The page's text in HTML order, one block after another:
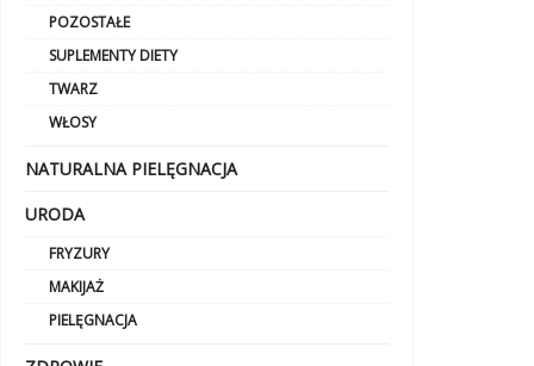
POZOSTAŁE
SUPLEMENTY DIETY
TWARZ
WŁOSY
NATURALNA PIELĘGNACJA
URODA
FRYZURY
MAKIJAŻ
PIELĘGNACJA